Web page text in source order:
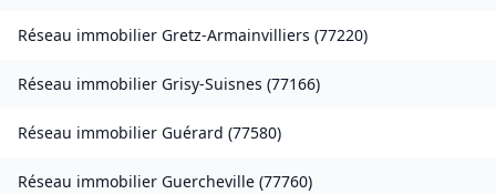
Réseau immobilier Gretz-Armainvilliers (77220)
Réseau immobilier Grisy-Suisnes (77166)
Réseau immobilier Guérard (77580)
Réseau immobilier Guercheville (77760)